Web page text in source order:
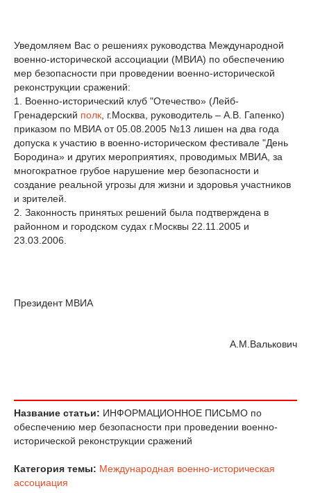
Уведомляем Вас о решениях руководства Международной
военно-исторической ассоциации (МВИА) по обеспечению
мер безопасности при проведении военно-исторической
реконструкции сражений:
1. Военно-исторический клуб "Отечество» (Лейб-
Гренадерский полк , г.Москва, руководитель – А.В. Гапенко)
приказом по МВИА от 05.08.2005 №13 лишен на два года
допуска к участию в военно-историческом фестивале "День
Бородина» и других мероприятиях, проводимых МВИА, за
многократное грубое нарушение мер безопасности и
создание реальной угрозы для жизни и здоровья участников
и зрителей.
2. Законность принятых решений была подтверждена в
районном и городском судах г.Москвы 22.11.2005 и
23.03.2006.
Президент МВИА
А.М.Валькович
Название статьи: ИНФОРМАЦИОННОЕ ПИСЬМО по
обеспечению мер безопасности при проведении военно-
исторической реконструкции сражений
Категория темы: Международная военно-историческая
ассоциация